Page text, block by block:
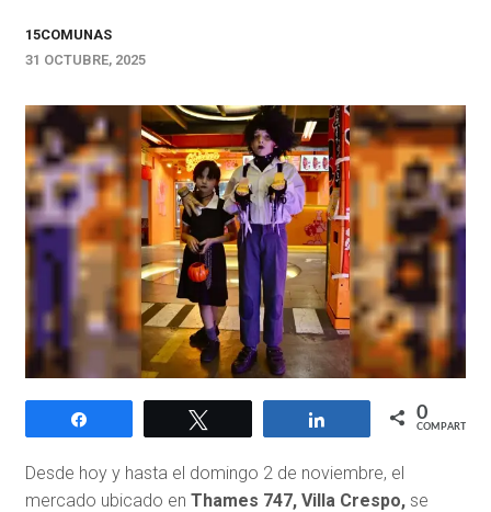
15COMUNAS
31 OCTUBRE, 2025
Compartir 0
COMPARTIR
Desde hoy y hasta el domingo 2 de noviembre, el
mercado ubicado en Thames 747, Villa Crespo,se